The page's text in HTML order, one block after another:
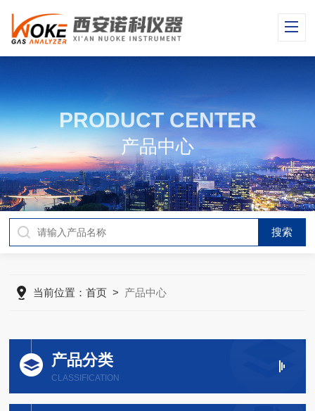
PRODUCT CENTER
产品中心
当前位置：首页 > 产品中心
产品分类
CLASSIFICATION